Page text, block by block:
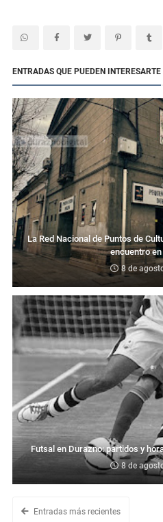
ENTRADAS QUE PUEDEN INTERESARTE
La Red Nacional de Puntos de
encuentro
8 de
Futsal en Durazno: partidos y
8 de
Entradas más recientes